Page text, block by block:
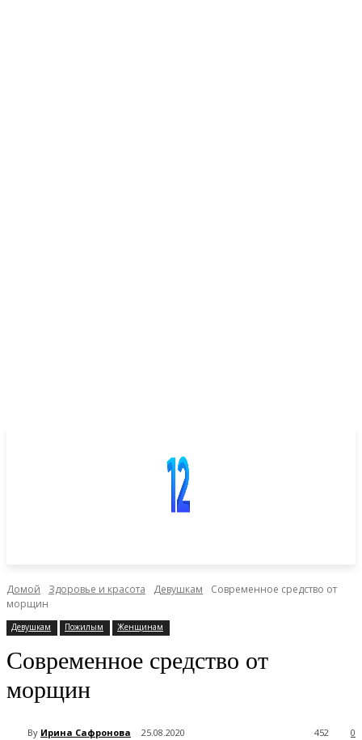
Домой Здоровье и красота Девушкам
Современное средство от
морщин
Девушкам Пожилым Женщинам
Современное средство от
морщин
By Ирина Сафронова 25.08.2020 0
452